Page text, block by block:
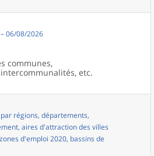
06/08/2026
communes,
etc.
régions, départements,
aires d'attraction des villes
d'emploi 2020, bassins de